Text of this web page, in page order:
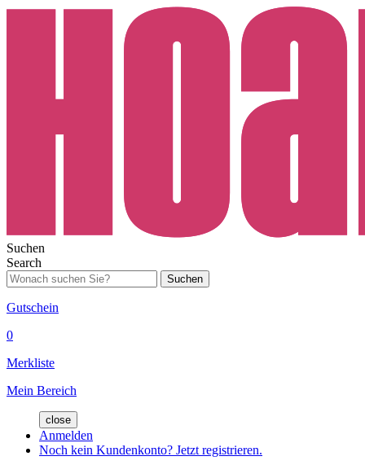
Suchen
Search
Suchen
Gutschein
0
Merkliste
Mein Bereich
close
Anmelden
Noch kein Kundenkonto? Jetzt registrieren.